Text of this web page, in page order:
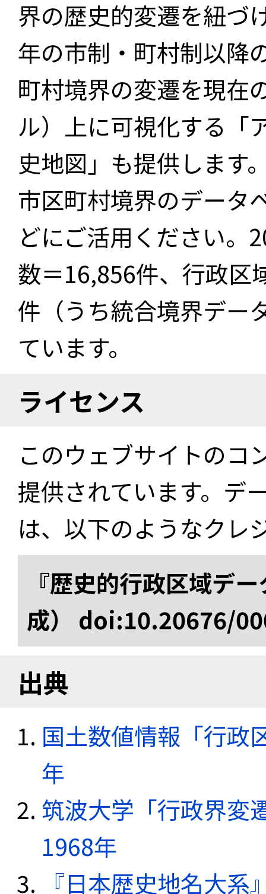
界の歴史的変遷を紐づ
年の市制・町村制以降
町村境界の変遷を現在
ル）上に可視化する「
史地図」も提供します
市区町村境界のデータ
どにご活用ください。
数＝16,856件、行政区
件（うち統合境界デー
ています。
ライセンス
このウェブサイトのコ
提供されています。デ
は、以下のようなクレ
『歴史的行政区域デ
成） doi:10.20676/
出典
国土数値情報「行政
年
筑波大学「行政界変
1968年
『日本歴史地名大